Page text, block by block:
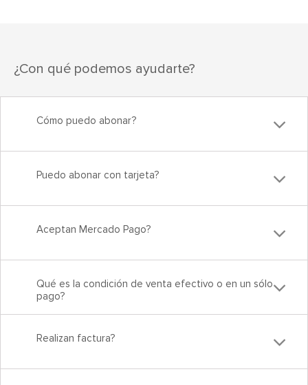
¿Con qué podemos ayudarte?
Cómo puedo abonar?
Puedo abonar con tarjeta?
Aceptan Mercado Pago?
Qué es la condición de venta efectivo o en un sólo
pago?
Realizan factura?